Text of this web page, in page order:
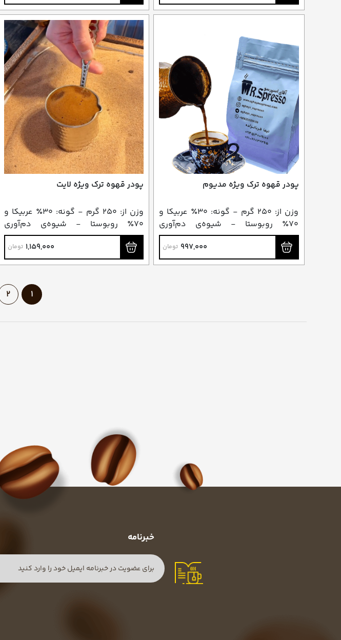
پودر قهوه ترک ویژه مدیوم
وزن از: ۲۵۰ گرم - گونه: ۳۰٪ عربیکا و
۷۰٪ روبوستا - شیوه‌ی دم‌آوری
پیشنهادی: جذوه / ایبریک
997,000 تومان
پودر قهوه ترک ویژه لایت
وزن از: ۲۵۰ گرم - گونه: ۳۰٪ عربیکا و
۷۰٪ روبوستا - شیوه‌ی دم‌آوری
پیشنهادی: جذوه / ایبریک
1,159,000 تومان
1
2
خبرنامه